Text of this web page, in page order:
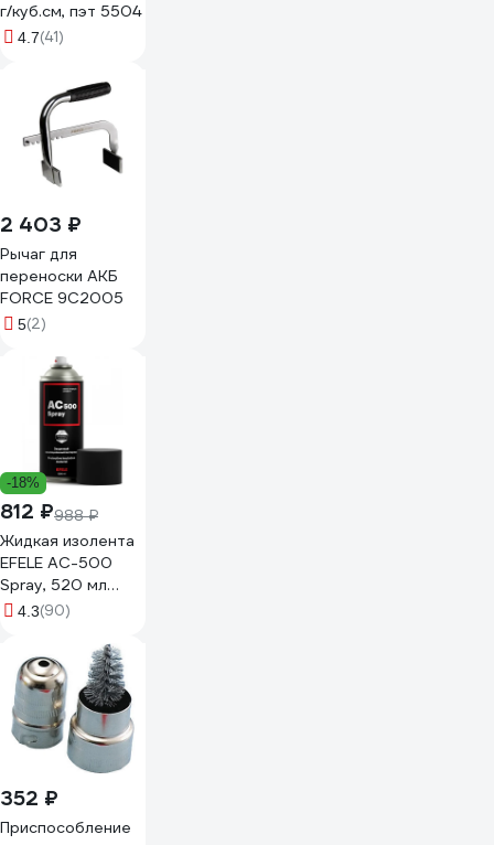
г/куб.см, пэт 5504
4.7(41)
2 403 ₽
Рычаг для
переноски АКБ
FORCE 9C2005
5(2)
-18%
812 ₽988 ₽
Жидкая изолента
EFELE AC-500
Spray, 520 мл
0094588
4.3(90)
352 ₽
Приспособление